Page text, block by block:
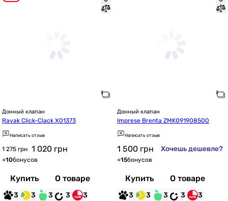
Донный клапан
Ravak Click-Clack X01373
Написать отзыв
1 275 грн 1 020 грн
+10бонусов
Купить О товаре
3 3 3 3 3
Донный клапан
Imprese Brenta ZMK091908500
Написать отзыв
1 500 грн Хочешь дешевле?
+15бонусов
Купить О товаре
3 3 3 3 3